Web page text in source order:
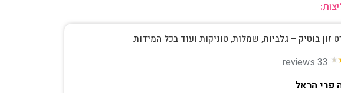
זון בוטיק – גלביות, שמלות, טוניקות ועוד בכל המידות
33 reviews
פרי הראל